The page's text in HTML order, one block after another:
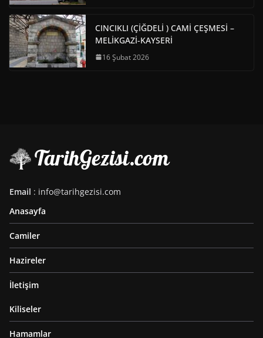
CINCIKLI (ÇİĞDELİ ) CAMİ ÇEŞMESİ –
MELİKGAZİ-KAYSERİ
16 Şubat 2026
Email : info@tarihgezisi.com
Anasayfa
Camiler
Hazireler
İletişim
Kiliseler
Hamamlar